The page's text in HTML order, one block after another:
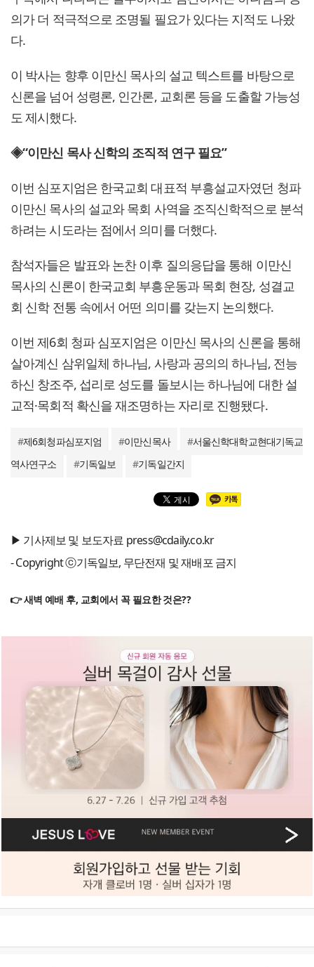
의가 더 적극적으로 조명될 필요가 있다는 지적도 나왔
다.
이 박사는 향후 이만신 목사의 설교 텍스트를 바탕으로
신론을 넘어 성령론, 인간론, 교회론 등을 도출할 가능성
도 제시했다.
◈“이만신 목사 신학의 조직적 연구 필요”
이번 심포지엄은 한국교회 대표적 부흥설교자였던 청파
이만신 목사의 설교와 목회 사역을 조직신학적으로 분석
하려는 시도라는 점에서 의미를 더했다.
참석자들은 발표와 논찬 이후 질의응답을 통해 이만신
목사의 신론이 한국교회 부흥운동과 목회 현장, 성결교
회 신학 전통 속에서 어떤 의미를 갖는지 논의했다.
이번 제6회 청파 심포지엄은 이만신 목사의 신론을 통해
살아계신 삼위일체 하나님, 사랑과 공의의 하나님, 전능
하신 창조주, 섭리로 성도를 돌보시는 하나님에 대한 설
교적·목회적 확신을 재조명하는 자리로 진행됐다.
#제6회청파심포지엄 #이만신목사 #서울신학대학교현대기독교
역사연구소
#기독일보 #기독일간지
▶ 기사제보 및 보도자료 press@cdaily.co.kr
- Copyright ⓒ기독일보, 무단전재 및 재배포 금지
👉 새벽 예배 후, 교회에서 꼭 필요한 것은??